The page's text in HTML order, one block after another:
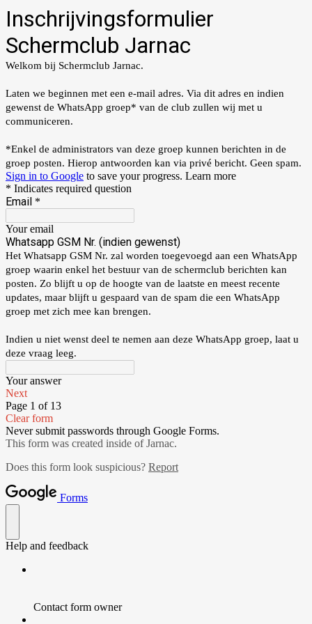
Inschrijvingsformulier
Schermclub Jarnac
Welkom bij Schermclub Jarnac.
Laten we beginnen met een e-mail adres. Via dit adres en indien
gewenst de WhatsApp groep* van de club zullen wij met u
communiceren.
*Enkel de administrators van deze groep kunnen berichten in de
groep posten. Hierop antwoorden kan via privé bericht. Geen spam.
Sign in to Google to save your progress. Learn more
* Indicates required question
Email *
Your email
Whatsapp GSM Nr. (indien gewenst)
Het Whatsapp GSM Nr. zal worden toegevoegd aan een WhatsApp
groep waarin enkel het bestuur van de schermclub berichten kan
posten. Zo blijft u op de hoogte van de laatste en meest recente
updates, maar blijft u gespaard van de spam die een WhatsApp
groep met zich mee kan brengen.
Indien u niet wenst deel te nemen aan deze WhatsApp groep, laat u
deze vraag leeg.
Your answer
Next
Page 1 of 13
Clear form
Never submit passwords through Google Forms.
This form was created inside of Jarnac.
Does this form look suspicious? Report
Forms
Help and feedback
Contact form owner